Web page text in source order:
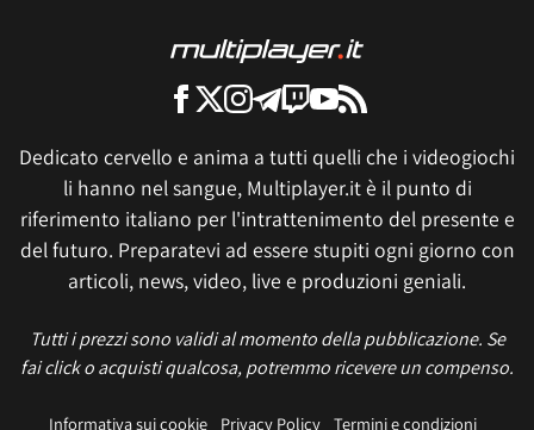
Dedicato cervello e anima a tutti quelli che i videogiochi
li hanno nel sangue, Multiplayer.it è il punto di
riferimento italiano per l'intrattenimento del presente e
del futuro. Preparatevi ad essere stupiti ogni giorno con
articoli, news, video, live e produzioni geniali.
Tutti i prezzi sono validi al momento della pubblicazione. Se
fai click o acquisti qualcosa, potremmo ricevere un compenso.
Informativa sui cookie Privacy Policy Termini e condizioni